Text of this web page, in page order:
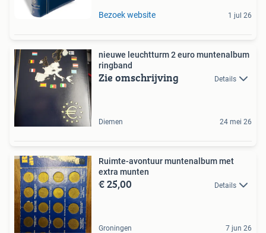
Bezoek website 1 jul 26
nieuwe leuchtturm 2 euro muntenalbum
ringband
Zie omschrijving Details
Diemen 24 mei 26
Ruimte-avontuur muntenalbum met
extra munten
€ 25,00 Details
Groningen 7 jun 26